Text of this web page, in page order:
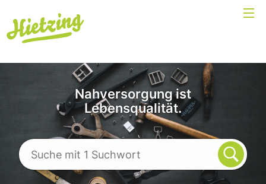
Nahversorgung ist
Lebensqualität.